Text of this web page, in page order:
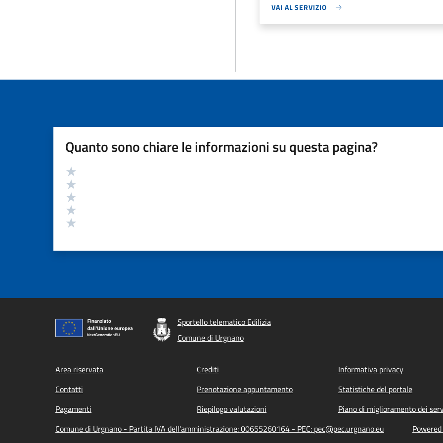
VAI AL SERVIZIO
Quanto sono chiare le informazioni su questa pagina?
Valutazione
Sportello telematico Edilizia
Comune di Urgnano
Footer menu
Area riservata Crediti
Informativa privacy
Contatti
Prenotazione appuntamento
Statistiche del portale
Pagamenti
Riepilogo valutazioni
Piano di miglioramento dei
Comune di Urgnano - Partita IVA dell'amministrazione: 00655260164 - PEC: pec@pec.urgnano.eu